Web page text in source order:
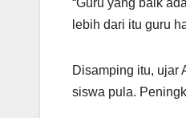
“Guru yang baik
lebih dari itu guru
Disamping itu, ujar
siswa pula.